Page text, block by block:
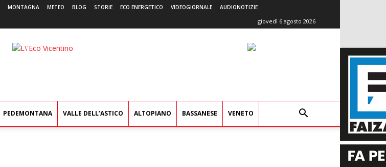
MONTAGNA METEO BLOG STORIE ECO ENERGETICO VIDEOGIORNALE AUDIONOTIZIE
giovedì 6 agosto 2026
L'Eco
PEDEMONTANA VALLE DELL’ASTICO ALTOPIANO BASSANESE VENETO